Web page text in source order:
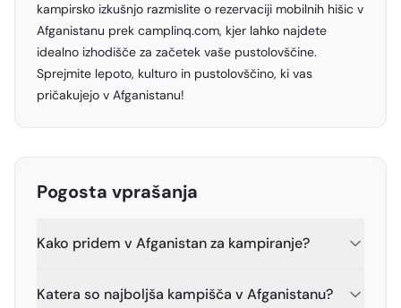
kampirsko izkušnjo razmislite o rezervaciji mobilnih hišic v
Afganistanu prek camplinq.com, kjer lahko najdete
idealno izhodišče za začetek vaše pustolovščine.
Sprejmite lepoto, kulturo in pustolovščino, ki vas
pričakujejo v Afganistanu!
Pogosta vprašanja
Kako pridem v Afganistan za kampiranje?
Katera so najboljša kampišča v Afganistanu?